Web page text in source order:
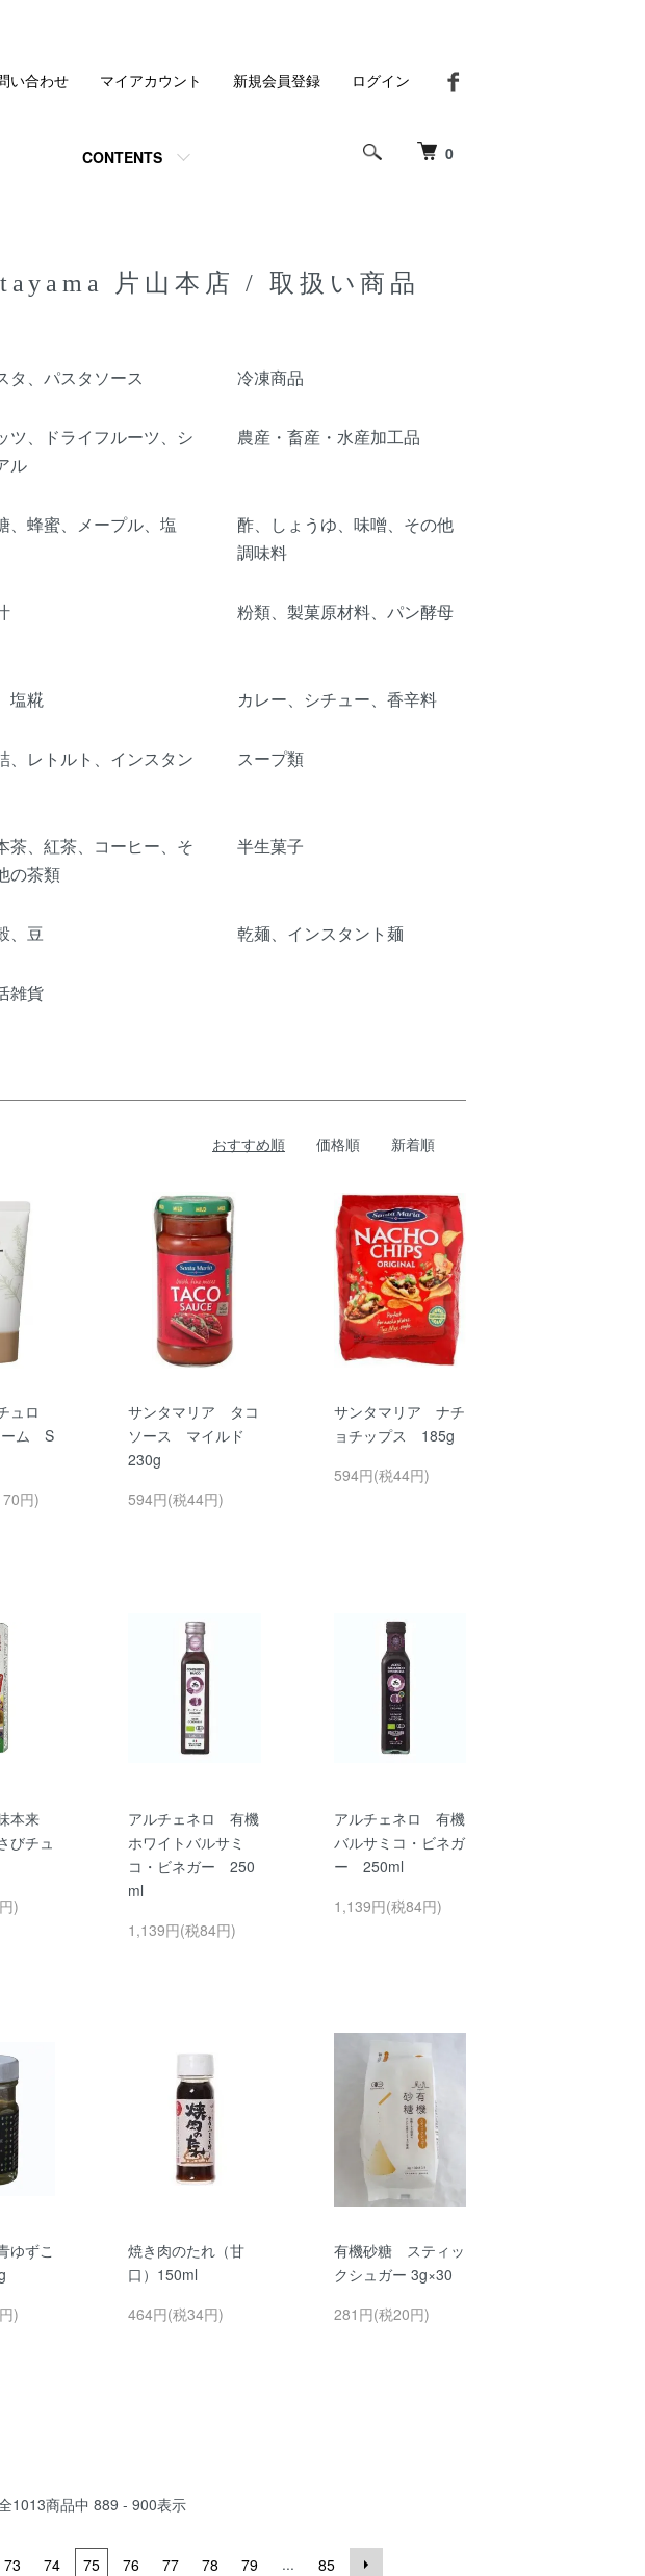
0
CONTENTS
い合わせ マイアカウント 新規会員登録 ログイン
片山本店 / 取扱い商品
タ、パスタソース 冷凍商品
ツ、ドライフルーツ、シ
ル
農産・畜産・水産加工品
、蜂蜜、メープル、塩
酢、しょうゆ、味噌、その他
調味料
粉類、製菓原材料、パン酵母
塩糀 カレー、シチュー、香辛料
、レトルト、インスタン
スープ類
茶、紅茶、コーヒー、そ
の茶類
半生菓子
、豆 乾麺、インスタント麺
雑貨
おすすめ順 価格順 新着順
ュロ
ム S
円)
サンタマリア タコ
ソース マイルド
230g
594円(税44円)
サンタマリア ナチ
ョチップス 185g
594円(税44円)
本来
びチュ
)
アルチェネロ 有機
ホワイトバルサミ
コ・ビネガー 250
ml
1,139円(税84円)
アルチェネロ 有機
バルサミコ・ビネガ
ー 250ml
1,139円(税84円)
ずこ
)
焼き肉のたれ（甘
口）150ml
464円(税34円)
有機砂糖 スティッ
クシュガー 3g×30
281円(税20円)
1013商品中 889 - 900表示
73 74 75 76 77 78 79 ... 85